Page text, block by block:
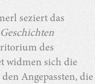
seziert das
des
widmen sich die
Angepassten, die